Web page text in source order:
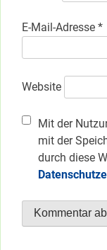
E-Mail-Adresse *
Website
Mit der
mit der
durch diese